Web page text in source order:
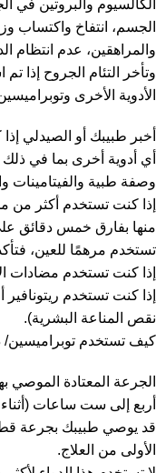
الكالسيوم والبروتين في
الجسم، انتفاخ واكتساب
والمراهقين، عدم انتظام
وتأخر التئام الجروح إذا تم
الأدوية الأخرى
أخبر طبيبك أو الصيدلي
أي أدوية أخرى بما في ذلك
وصفة طبية والفيتامينات
إذا كنت تستخدم أكثر من
منها بفارق خمس دقائق
تستخدم مرهمًا للعين،
إذا كنت تستخدم مضادات
إذا كنت تستخدم
نقص المناعة البشرية).
كيف تستخدم توبراميسين/
الجرعة المعتادة
أربع إلى ست ساعات
الأولى من العلاج.